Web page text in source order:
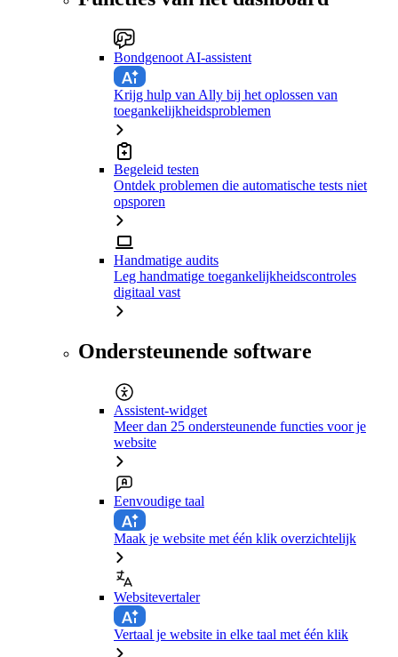
Bondgenoot AI-assistent
Krijg hulp van Ally bij het oplossen van
toegankelijkheidsproblemen
Begeleid testen
Ontdek problemen die automatische tests niet
opsporen
Handmatige audits
Leg handmatige toegankelijkheidscontroles
digitaal vast
Ondersteunende software
Assistent-widget
Meer dan 25 ondersteunende functies voor je
website
Eenvoudige taal
Maak je website met één klik overzichtelijk
Websitevertaler
Vertaal je website in elke taal met één klik